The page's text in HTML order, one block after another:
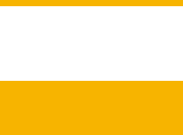
JUNGES SCHAUSPIEL